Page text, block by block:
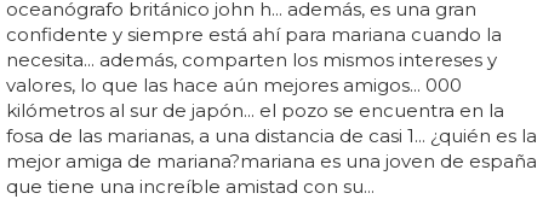
oceanógrafo británico john h... además, es una gran
confidente y siempre está ahí para mariana cuando la
necesita... además, comparten los mismos intereses y
valores, lo que las hace aún mejores amigos... 000
kilómetros al sur de japón... el pozo se encuentra en la
fosa de las marianas, a una distancia de casi 1... ¿quién es la
mejor amiga de mariana?mariana es una joven de españa
que tiene una increíble amistad con su...